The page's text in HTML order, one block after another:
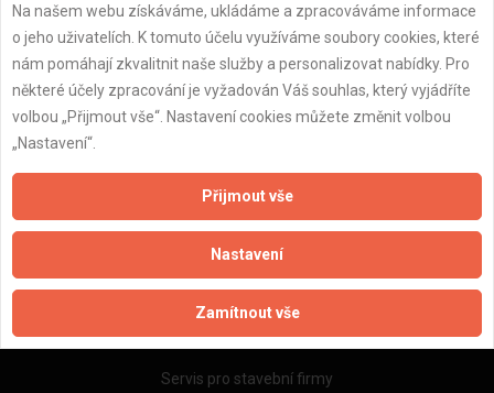
Důležité informace
Naše firmy a řemeslníci
Zásady pro používání souborů cookie
Obchodní podmínky (zprostředkování)
Obchodní podmínky (rozpočtování)
Reference
Naše excelové tabulky online
Naše služby
Servis pro stavební firmy
Na našem webu získáváme, ukládáme a zpracováváme informace
o jeho uživatelích. K tomuto účelu využíváme soubory cookies, které
nám pomáhají zkvalitnit naše služby a personalizovat nabídky. Pro
některé účely zpracování je vyžadován Váš souhlas, který vyjádříte
volbou „Přijmout vše“. Nastavení cookies můžete změnit volbou
„Nastavení“.
Přijmout vše
Nastavení
Zamítnout vše